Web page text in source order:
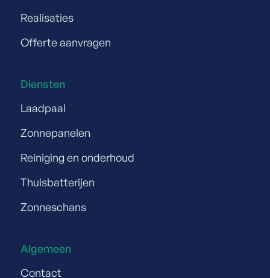
Realisaties
Offerte aanvragen
Diensten
Laadpaal
Zonnepanelen
Reiniging en onderhoud
Thuisbatterijen
Zonneschans
Algemeen
Contact